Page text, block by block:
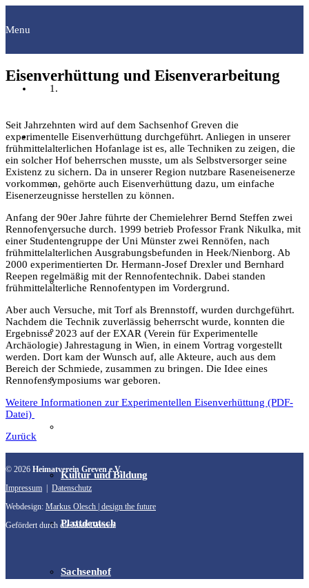
Menu
Fachgruppen
Archäologie
Bilddokumentation
Familienforschung
Film & Video
Grevener aus aller Welt
Kultur und Bildung
Plattdeutsch
Sachsenhof
Eisenverhüttung und Eisenverarbeitung
Seit Jahrzehnten wird auf dem Sachsenhof Greven die
experimentelle Eisenverhüttung durchgeführt. Anliegen in unserer
frühmittelalterlichen Hofanlage ist es, alle Techniken zu zeigen, die
ein solcher Hof beherrschen musste, um als Selbstversorger seine
Existenz zu sichern. Da in unserer Region nutzbare Raseneisenerze
vorkommen, gehörte auch Eisenverhüttung dazu, um einfache
Eisenerzeugnisse herstellen zu können.
Anfang der 90er Jahre führte der Chemielehrer Bernd Steffen zwei
Rennofenversuche durch. 1999 betrieb Professor Frank Nikulka, mit
einer Studentengruppe der Uni Münster zwei Rennöfen, nach
frühmittelalterlichen Ausgrabungsbefunden in Heek/Nienborg. Ab
2000 experimentierten Dr. Hermann-Josef Drexler und Bernhard
Reepen regelmäßig mit der Rennofentechnik. Dabei standen
frühmittelalterliche Rennofentypen im Vordergrund.
Aber auch Versuche, mit Torf als Brennstoff, wurden durchgeführt.
Nachdem die Technik zuverlässig beherrscht wurde, konnten die
Ergebnisse 2023 auf der EXAR (Verein für Experimentelle
Archäologie) Jahrestagung in Wien, in einem Vortrag vorgestellt
werden. Dort kam der Wunsch auf, alle Akteure, auch aus dem
Bereich der Schmiede, zusammen zu bringen. Die Idee eines
Rennofensymposiums war geboren.
Weitere Informationen zur Experimentellen Eisenverhüttung (PDF-
Datei)
Zurück
© 2026 Heimatverein Greven e.V.
Impressum | Datenschutz
Webdesign: Markus Olesch | design the future
Gefördert durch die Stadt Greven